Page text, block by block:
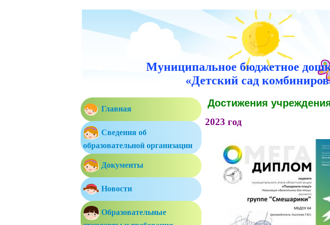
Муниципальное бюджетное
«Детский сад
Главная
Сведения об
образовательной организации
Документы
Новости
Образовательные
Достижения
2023 год